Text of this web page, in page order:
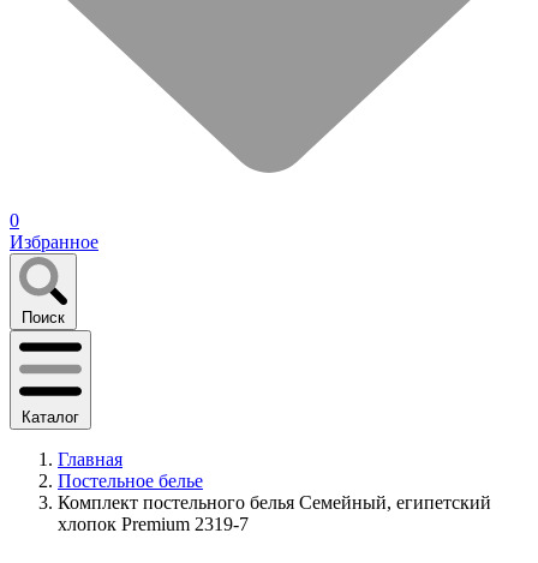
0
Избранное
Поиск
Каталог
Главная
Постельное белье
Комплект постельного белья Семейный, египетский
хлопок Premium 2319-7